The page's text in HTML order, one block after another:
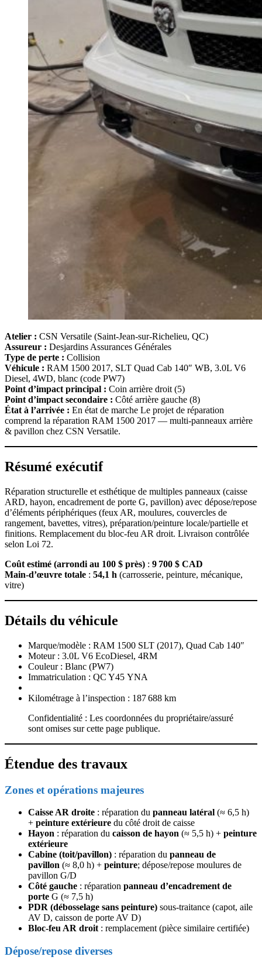
Atelier : CSN Versatile (Saint‑Jean‑sur‑Richelieu, QC)
Assureur : Desjardins Assurances Générales
Type de perte : Collision
Véhicule : RAM 1500 2017, SLT Quad Cab 140″ WB, 3.0L V6
Diesel, 4WD, blanc (code PW7)
Point d’impact principal : Coin arrière droit (5)
Point d’impact secondaire : Côté arrière gauche (8)
État à l’arrivée : En état de marche Le projet de réparation
comprend la réparation RAM 1500 2017 — multi‑panneaux arrière
& pavillon chez CSN Versatile.
Résumé exécutif
Réparation structurelle et esthétique de multiples panneaux (caisse
ARD, hayon, encadrement de porte G, pavillon) avec dépose/repose
d’éléments périphériques (feux AR, moulures, couvercles de
rangement, bavettes, vitres), préparation/peinture locale/partielle et
finitions. Remplacement du bloc‑feu AR droit. Livraison contrôlée
selon Loi 72.
Coût estimé (arrondi au 100 $ près) : 9 700 $ CAD
Main‑d’œuvre totale : 54,1 h (carrosserie, peinture, mécanique,
vitre)
Détails du véhicule
Marque/modèle : RAM 1500 SLT (2017), Quad Cab 140″
Moteur : 3.0L V6 EcoDiesel, 4RM
Couleur : Blanc (PW7)
Immatriculation : QC Y45 YNA
Kilométrage à l’inspection : 187 688 km
Confidentialité : Les coordonnées du propriétaire/assuré
sont omises sur cette page publique.
Étendue des travaux
Zones et opérations majeures
Caisse AR droite : réparation du panneau latéral (≈ 6,5 h)
+ peinture extérieure du côté droit de caisse
Hayon : réparation du caisson de hayon (≈ 5,5 h) + peinture
extérieure
Cabine (toit/pavillon) : réparation du panneau de
pavillon (≈ 8,0 h) + peinture; dépose/repose moulures de
pavillon G/D
Côté gauche : réparation panneau d’encadrement de
porte G (≈ 7,5 h)
PDR (débosselage sans peinture) sous‑traitance (capot, aile
AV D, caisson de porte AV D)
Bloc‑feu AR droit: remplacement (pièce similaire certifiée)
Dépose/repose diverses